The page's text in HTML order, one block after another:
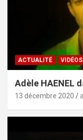
ACTUALITÉ
Adèle HAENEL
13 décembre 2020